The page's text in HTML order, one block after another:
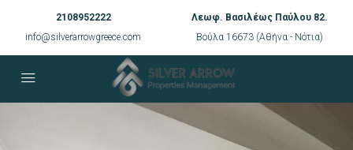
2108952222
info@silverarrowgreece.com
Λεωφ. Βασιλέως Παύλου 82.
Βούλα 16673 (Αθήνα - Νότια)